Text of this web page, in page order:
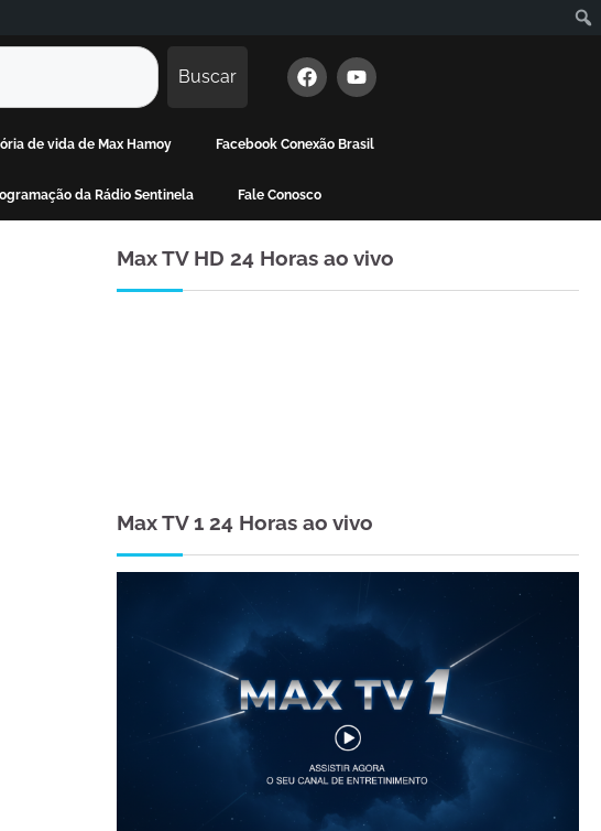
Buscar
de vida de Max Hamoy Facebook Conexão Brasil
da Rádio Sentinela Fale Conosco
Max TV HD 24 Horas ao vivo
Max TV 1 24 Horas ao vivo